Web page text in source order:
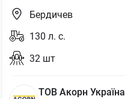
Бердичев
130 л. с.
32 шт
ТОВ Акорн Україна